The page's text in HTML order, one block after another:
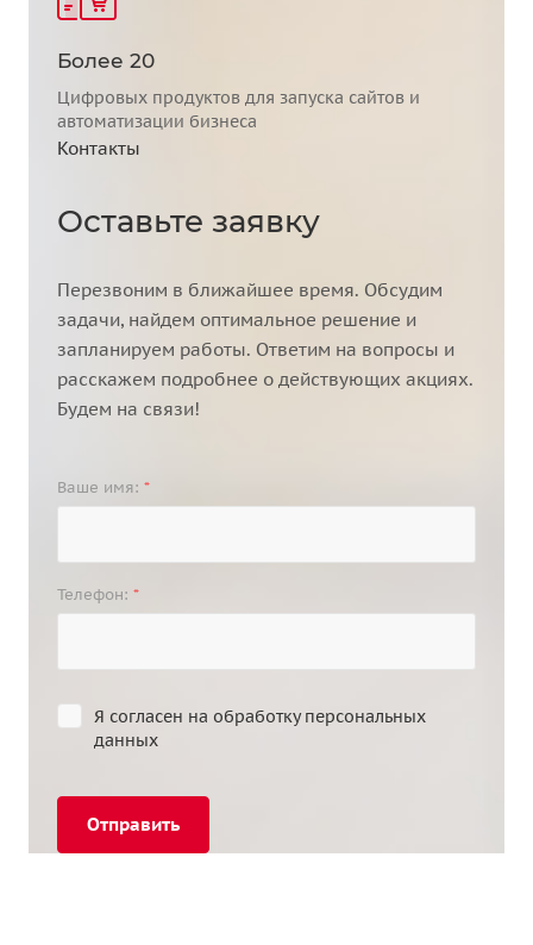
Более 20
Цифровых продуктов для запуска сайтов и
автоматизации бизнеса
Контакты
Оставьте заявку
Перезвоним в ближайшее время. Обсудим
задачи, найдем оптимальное решение и
запланируем работы. Ответим на вопросы и
расскажем подробнее о действующих акциях.
Будем на связи!
Ваше имя: *
Телефон: *
Я согласен на обработку персональных
данных
Отправить